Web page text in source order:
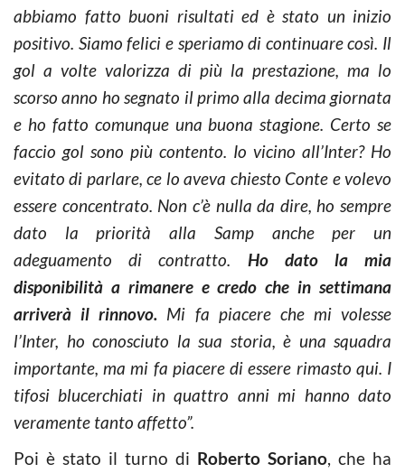
abbiamo fatto buoni risultati ed è stato un inizio
positivo. Siamo felici e speriamo di continuare così. Il
gol a volte valorizza di più la prestazione, ma lo
scorso anno ho segnato il primo alla decima giornata
e ho fatto comunque una buona stagione. Certo se
faccio gol sono più contento. Io vicino all’Inter? Ho
evitato di parlare, ce lo aveva chiesto Conte e volevo
essere concentrato. Non c’è nulla da dire, ho sempre
dato la priorità alla Samp anche per un
adeguamento di contratto. Ho dato la mia
disponibilità a rimanere e credo che in settimana
arriverà il rinnovo. Mi fa piacere che mi volesse
l’Inter, ho conosciuto la sua storia, è una squadra
importante, ma mi fa piacere di essere rimasto qui. I
tifosi blucerchiati in quattro anni mi hanno dato
veramente tanto affetto”.
Poi è stato il turno di Roberto Soriano, che ha